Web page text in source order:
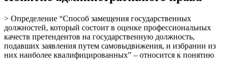
> Определение “Способ замещения государственных
должностей, который состоит в оценке профессиональных
качеств претендентов на государственную должность,
подавших заявления путем самовыдвижения, и избрании из
них наиболее квалифицированных” – относится к понятию